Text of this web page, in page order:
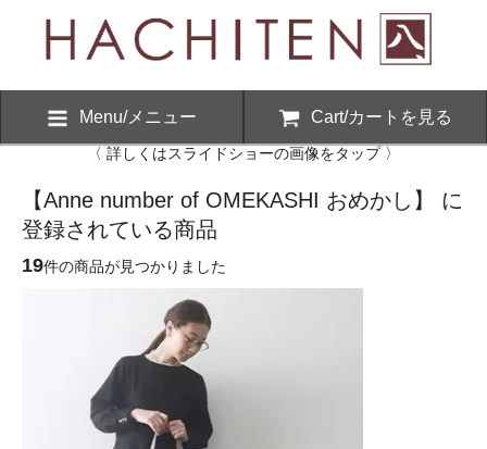
Menu/メニュー Cart/カートを見る
〈 詳しくはスライドショーの画像をタップ 〉
【Anne number of OMEKASHI おめかし】 に
登録されている商品
19件の商品が見つかりました